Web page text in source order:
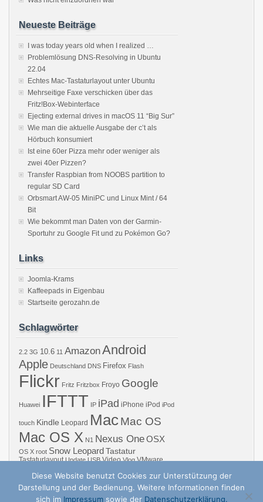
Neueste Beiträge
I was today years old when I realized …
Problemlösung DNS-Resolving in Ubuntu
22.04
Echtes Mac-Tastaturlayout unter Ubuntu
Mehrseitige Faxe verschicken über das
Fritz!Box-Webinterface
Ejecting external drives in macOS 11 “Big Sur”
Wie man die aktuelle Ausgabe der c’t als
Hörbuch konsumiert
Ist eine 60er Pizza mehr oder weniger als
zwei 40er Pizzen?
Transfer Raspbian from NOOBS partition to
regular SD Card
Orbsmart AW-05 MiniPC und Linux Mint / 64
Bit
Wie bekommt man Daten von der Garmin-
Sportuhr zu Google Fit und zu Pokémon Go?
Links
Joomla-Krams
Kaffeepads in Eigenbau
Startseite gerozahn.de
Schlagwörter
2.2 3G 10.6 11 AmazonAndroid
Apple Deutschland DNS Firefox Flash
Flickr Fritz Fritzbox Froyo Google
Huawei IFTTT IP iPad iPhone iPod iPod
touch Kindle Leopard MacMac OS
Mac OS X N1 Nexus OneOSX
OS X root Snow LeopardTastatur
Tastaturlayout Update USB Video Vlog VMware
Windows
Diese Website benutzt Cookies zur Unterstützung der
Darstellung und der Bedienung. Weitere Informationen finden
sich im Impressumsowie der Datenschutzerklärung.